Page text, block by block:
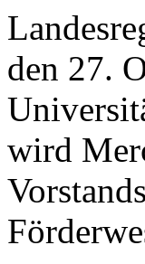
den 27.
wird